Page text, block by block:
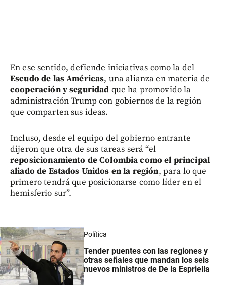
En ese sentido, defiende iniciativas como la del
Escudo de las Américas, una alianza en materia de
cooperación y seguridad que ha promovido la
administración Trump con gobiernos de la región
que comparten sus ideas.
Incluso, desde el equipo del gobierno entrante
dijeron que otra de sus tareas será “el
reposicionamiento de Colombia como el principal
aliado de Estados Unidos en la región, para lo que
primero tendrá que posicionarse como líder en el
hemisferio sur”.
Política
Tender puentes con las regiones y
otras señales que mandan los seis
nuevos ministros de De la Espriella